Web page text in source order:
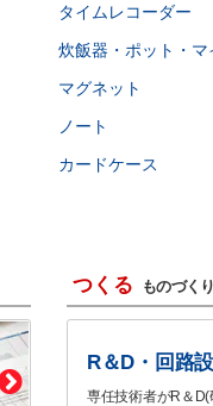
タイムレコーダー
炊飯器・ポット・マ
マグネット
ノート
カードケース
つくる ものづく
R＆D・回路
専任技術者がR＆